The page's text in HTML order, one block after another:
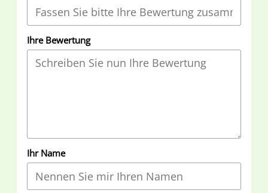
Ihre Bewertung
Ihr Name